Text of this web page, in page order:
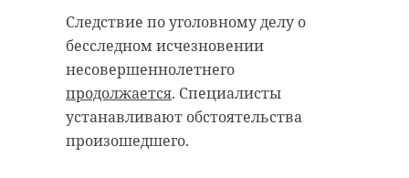
Следствие по уголовному делу о
бесследном исчезновении
несовершеннолетнего
продолжается. Специалисты
устанавливают обстоятельства
произошедшего.